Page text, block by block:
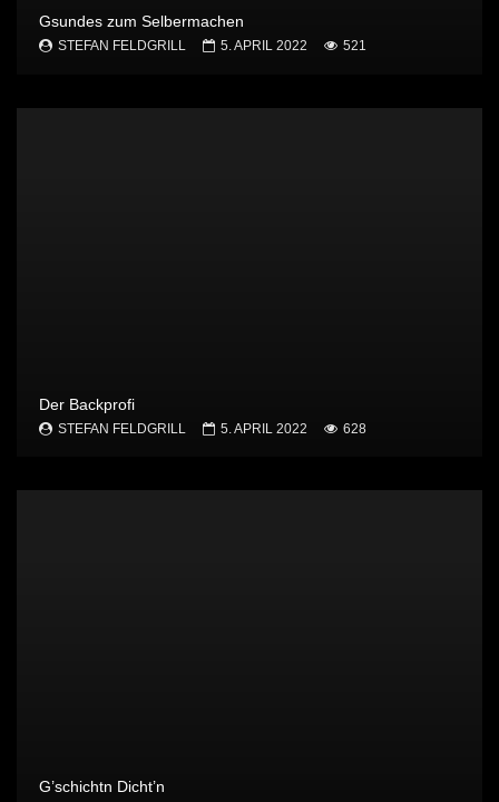
Gsundes zum Selbermachen
STEFAN FELDGRILL 5. APRIL 2022 521
Der Backprofi
STEFAN FELDGRILL 5. APRIL 2022 628
G’schichtn Dicht’n